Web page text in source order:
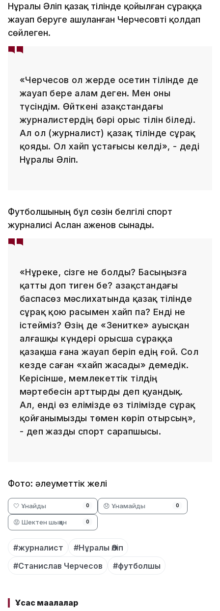
Нұралы Әліп қазақ тілінде қойылған сұраққа
жауап беруге ашуланған Черчесовті қолдап
сөйлеген.
«Черчесов ол жерде осетин тілінде де
жауап бере алам деген. Мен оны
түсіндім. Өйткені Қазақстандағы
журналистердің бәрі орыс тілін біледі.
Ал ол (журналист) қазақ тілінде сұрақ
қояды. Ол хайп ұстағысы келді», - деді
Нұралы Әліп.
Футболшының бұл сөзін белгілі спорт
журналисі Аслан Қаженов сынады.
«Нұреке, сізге не болды? Басыңызға
қатты доп тиген бе? Қазақстандағы
баспасөз мәслихатында қазақ тілінде
сұрақ қою расымен хайп па? Енді не
істейміз? Өзің де «Зенитке» ауысқан
алғашқы күндері орысша сұраққа
қазақша ғана жауап беріп едің ғой. Сол
кезде саған «хайп жасады» демедік.
Керісінше, мемлекеттік тілдің
мәртебесін арттырды деп қуандық.
Ал, енді өз елімізде өз тілімізде сұрақ
қойғанымызды төмен көріп отырсың»,
- деп жазды спорт сарапшысы.
Фото: әлеуметтік желі
🤍 Ұнайды 0 😞 Ұнамайды 0
😡 Шектен шыққан 0
#журналист
#Нұралы Әліп
#Станислав Черчесов
#футболшы
Ұқсас мақалалар